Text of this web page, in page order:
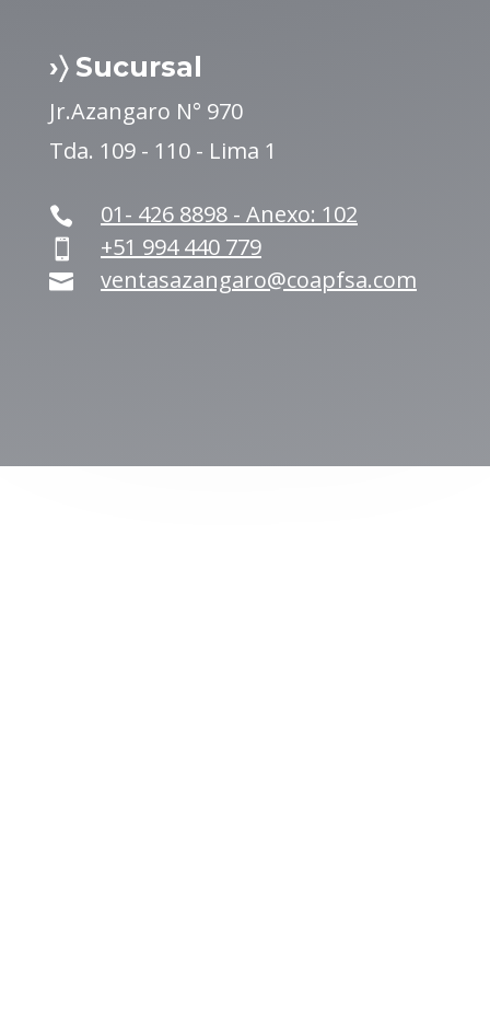
›〉 Sucursal
Jr.Azangaro N° 970
Tda. 109 - 110 - Lima 1
 01- 426 8898 - Anexo: 102
 +51 994 440 779
 ventasazangaro@coapfsa.com